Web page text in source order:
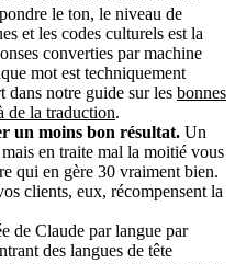
le ton, le niveau de
et les codes culturels est la
converties par machine
mot est techniquement
dans notre guide sur les bonnes
de la traduction.
un moins bon résultat. Un
en traite mal la moitié vous
qui en gère 30 vraiment bien.
clients, eux, récompensent la